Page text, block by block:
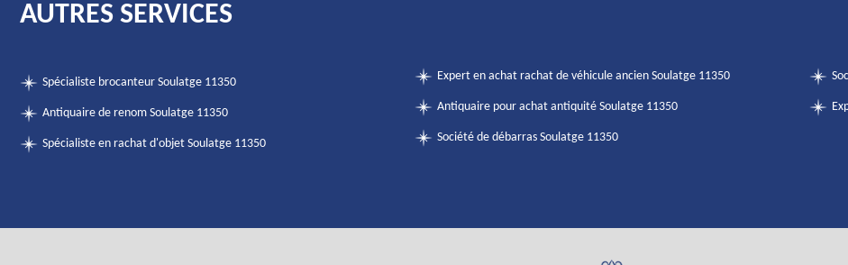
AUTRES SERVICES
Spécialiste brocanteur Soulatge 11350
Antiquaire de renom Soulatge 11350
Spécialiste en rachat d'objet Soulatge 11350
Expert en achat rachat de véhicule ancien Soulatge 11350
Antiquaire pour achat antiquité Soulatge 11350
Société de débarras Soulatge 11350